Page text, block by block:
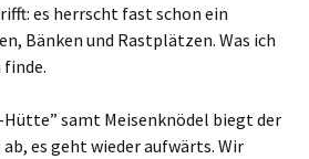
es herrscht fast schon ein
Bänken und Rastplätzen. Was ich
Hütte” samt Meisenknödel biegt der
es geht wieder aufwärts. Wir